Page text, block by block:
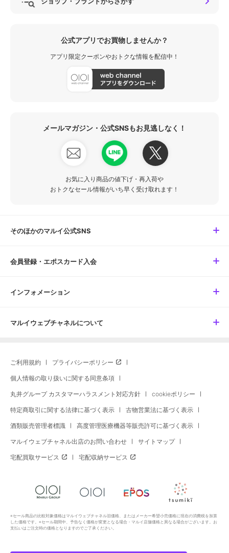
公式アプリでお買物しませんか？
アプリ限定クーポンやおトクな情報を配信中！
メールマガジン・公式SNSもお見逃しなく！
お気に入り商品の値下げ・再入荷や
おトクなセール情報がいち早く受け取れます！
そのほかのマルイ公式SNS
会員登録・エポスカード入会
インフォメーション
マルイウェブチャネルについて
ご利用規約 プライバシーポリシー
個人情報の取り扱いに関する同意条項
丸井グループ カスタマーハラスメント対応方針 cookieポリシー
特定商取引に関する法律に基づく表示 古物営業法に基づく表示
酒類販売管理者標識 高度管理医療機器等販売許可に基づく表示
マルイウェブチャネル出店のお問い合わせ サイトマップ
宅配買取サービス 宅配収納サービス
※セール商品の比較対象価格はマルイウェブチャネル旧価格、またはメーカー希望小売価格に現在の消費税を加算
した価格です。※セール期間中、予告なく価格が変更となる場合・マルイ店舗価格と異なる場合がございます。お
支払いはご注文時の価格となりますのでご了承ください。